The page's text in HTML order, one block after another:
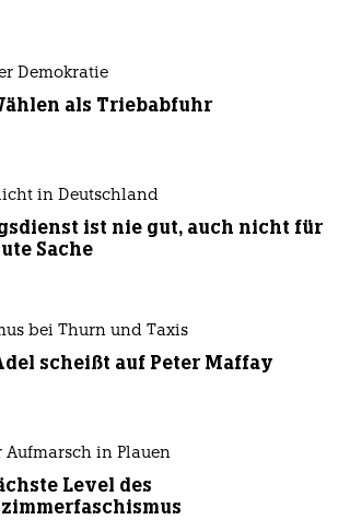
Demokratie
als Triebabfuhr
in Deutschland
ist nie gut, auch nicht für
Sache
bei Thurn und Taxis
scheißt auf Peter Maffay
Aufmarsch in Plauen
Level des